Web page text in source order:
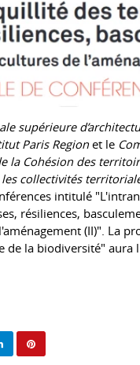
supérieure
Paris Region et le
la Cohésion des
les collectivités
intitulé
résiliences,
(II)". La
de la biodiversité" aura